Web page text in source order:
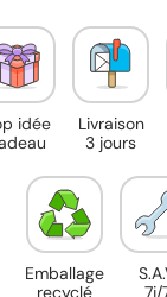
idée
Livraison
3 jours
Emballage
recyclé
7j/